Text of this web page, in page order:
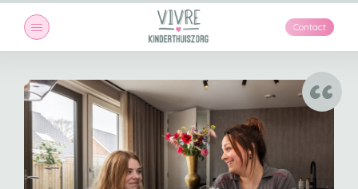
Contact